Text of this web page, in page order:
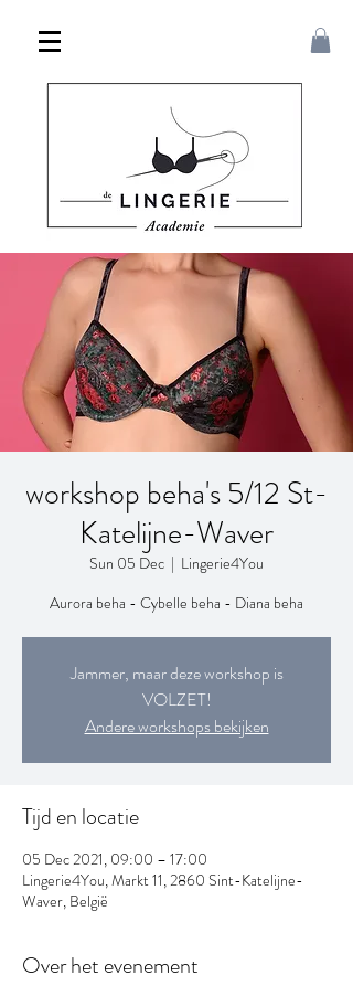
workshop beha's 5/12 St-
Katelijne-Waver
Sun 05 Dec
  |
Lingerie4You
Aurora beha - Cybelle beha - Diana beha
Jammer, maar deze workshop is
VOLZET!
Andere workshops bekijken
Tijd en locatie
05 Dec 2021, 09:00 – 17:00
Lingerie4You, Markt 11, 2860 Sint-Katelijne-
Waver, België
Over het evenement